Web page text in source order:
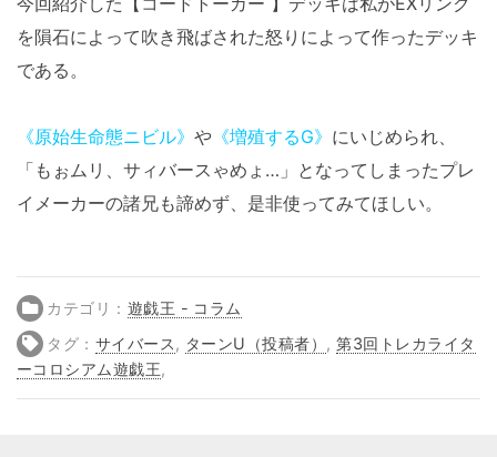
を隕石によって吹き飛ばされた怒りによって作ったデッキ
である。
《原始生命態ニビル》 や 《増殖するG》 にいじめられ、
「もぉムリ、サィバースゃめょ…」となってしまったプレ
イメーカーの諸兄も諦めず、是非使ってみてほしい。
カテゴリ： 遊戯王 - コラム
タグ： サイバース , ターンU（投稿者） ,第3回トレカライタ
ーコロシアム遊戯王,